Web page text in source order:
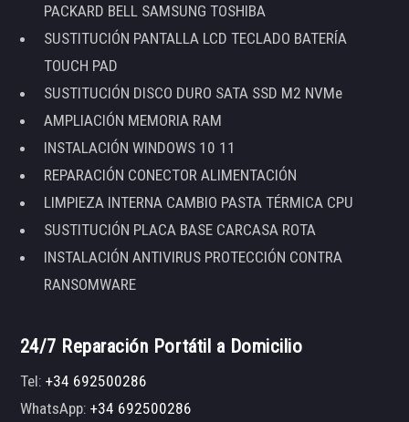
PACKARD BELL SAMSUNG TOSHIBA
SUSTITUCIÓN PANTALLA LCD TECLADO BATERÍA
TOUCH PAD
SUSTITUCIÓN DISCO DURO SATA SSD M2 NVMe
AMPLIACIÓN MEMORIA RAM
INSTALACIÓN WINDOWS 10 11
REPARACIÓN CONECTOR ALIMENTACIÓN
LIMPIEZA INTERNA CAMBIO PASTA TÉRMICA CPU
SUSTITUCIÓN PLACA BASE CARCASA ROTA
INSTALACIÓN ANTIVIRUS PROTECCIÓN CONTRA
RANSOMWARE
24/7 Reparación Portátil a Domicilio
Tel:+34 692500286
WhatsApp:+34 692500286